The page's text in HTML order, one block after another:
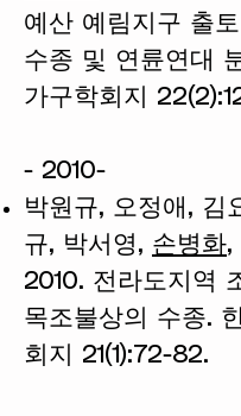
예산 예림지구 출
수종 및 연륜연대
가구학회지
- 2010-
박원규, 오정애, 김
규, 박서영, 손병화,
2010. 전라도지역
목조불상의 수종.
회지 21(1):72-82.